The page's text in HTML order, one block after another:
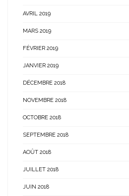
AVRIL 2019
MARS 2019
FÉVRIER 2019
JANVIER 2019
DÉCEMBRE 2018
NOVEMBRE 2018
OCTOBRE 2018
SEPTEMBRE 2018
AOÛT 2018
JUILLET 2018
JUIN 2018